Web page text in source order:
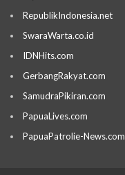
RepublikIndonesia.net
SwaraWarta.co.id
IDNHits.com
GerbangRakyat.com
SamudraPikiran.com
PapuaLives.com
PapuaPatrolie-News.com